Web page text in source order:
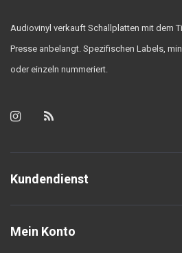
Audiovinyl verkauft Schallplatten mit dem
Presse anbelangt. Spezifischen Labels,
oder einzeln nummeriert.
Kundendienst
Mein Konto